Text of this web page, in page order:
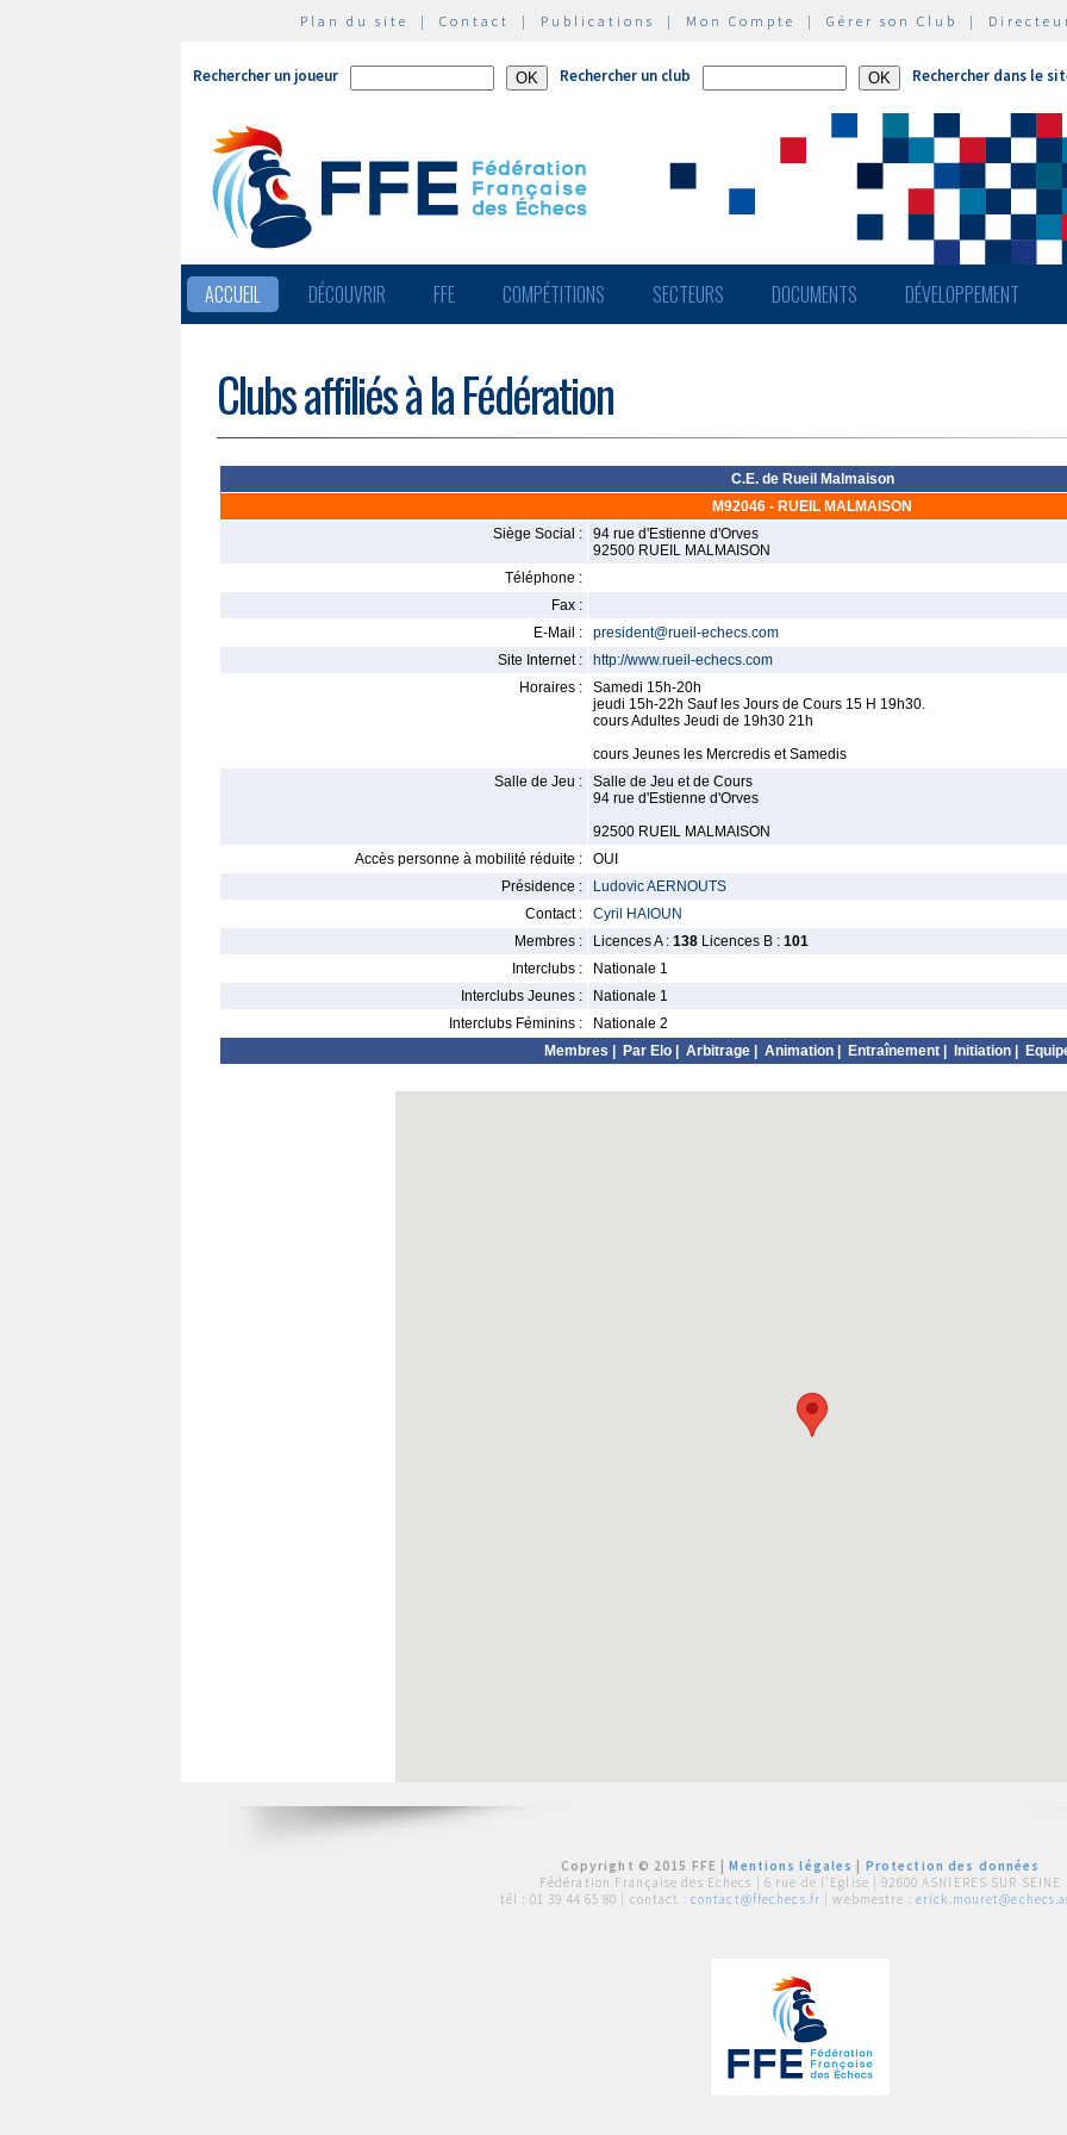
Plan du site | Contact | Publications | Mon Compte | Gérer son Club |
Rechercher un joueur Rechercher un club Rechercher dans le
ACCUEIL DÉCOUVRIR FFE COMPÉTITIONS SECTEURS DOCUMENTS DÉVELOPPEMENT
Clubs affiliés à la Fédération
C.E. de Rueil Malmaison
M92046 - RUEIL MALMAISON
Siège Social :
94 rue d'Estienne d'Orves
92500 RUEIL MALMAISON
Téléphone :
Fax :
E-Mail :
president@rueil-echecs.com
Site Internet :
http://www.rueil-echecs.com
Horaires :
Samedi 15h-20h
jeudi 15h-22h Sauf les Jours de Cours 15 H 19h30.
cours Adultes Jeudi de 19h30 21h
cours Jeunes les Mercredis et Samedis
Salle de Jeu :
Salle de Jeu et de Cours
94 rue d'Estienne d'Orves
92500 RUEIL MALMAISON
Accès personne à mobilité réduite :
OUI
Présidence :
Ludovic AERNOUTS
Contact :
Cyril HAIOUN
Membres :
Licences A : 138 Licences B : 101
Interclubs :
Nationale 1
Interclubs Jeunes :
Nationale 1
Interclubs Féminins :
Nationale 2
Membres
Par Elo Arbitrage Animation Entraînement Initiation
Copyright © 2015 FFE |Mentions légales
Protection des données
Fédération Française des Echecs | 6 rue de l'Eglise | 92600 ASNIERES SUR SEINE
tél : 01 39 44 65 80 | contact : contact@ffechecs.fr | webmestre :